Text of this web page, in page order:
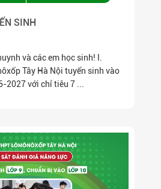
SINH
và các em học sinh! I.
Tây Hà Nội tuyển sinh vào
2027 với chỉ tiêu 7 ...